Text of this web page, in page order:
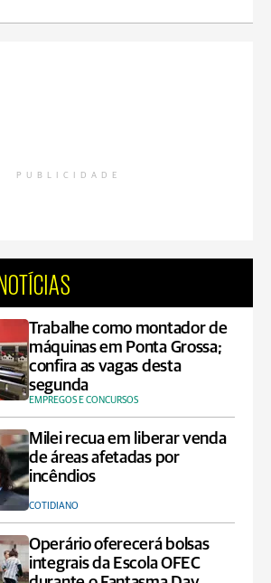
PUBLICIDADE
Trabalhe como montador de
máquinas em Ponta Grossa;
confira as vagas desta
segunda
EMPREGOS E CONCURSOS
Milei recua em liberar venda
de áreas afetadas por
incêndios
COTIDIANO
Operário oferecerá bolsas
integrais da Escola OFEC